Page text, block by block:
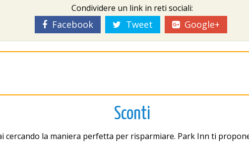
Condividere un link in reti sociali:
Facebook Tweet Google+
Sconti
cercando la maniera perfetta per risparmiare. Park Inn ti